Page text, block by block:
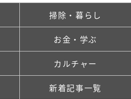
掃除・暮らし
お金・学ぶ
カルチャー
新着記事一覧